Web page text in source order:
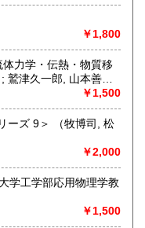
料買取り致します。
下さいませ。
)で送って頂くことも
下さいませ。
学・植物学・その他
￥1,800
力学・伝熱・物質移
￥1,500
牧博司, 松
￥2,000
￥1,500